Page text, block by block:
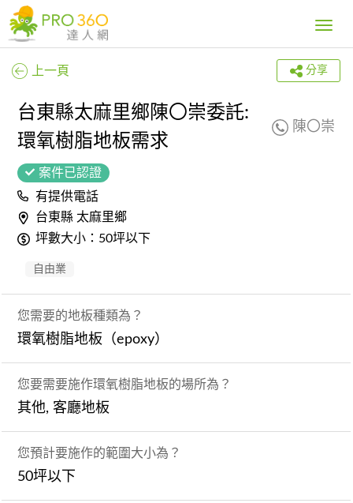
Toggle
上一頁 分享
台東縣太麻里鄉陳〇崇委託:
環氧樹脂地板需求
陳〇崇
案件已認證
有提供電話
台東縣 太麻里鄉
坪數大小：50坪以下
自由業
您需要的地板種類為？
環氧樹脂地板（epoxy）
您要需要施作環氧樹脂地板的場所為？
其他, 客廳地板
您預計要施作的範圍大小為？
50坪以下